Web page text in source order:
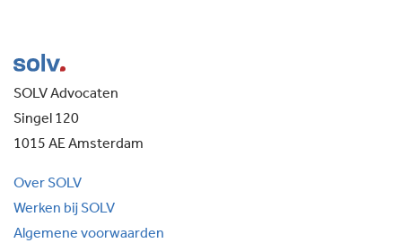
SOLV Advocaten
Singel 120
1015 AE Amsterdam
Over SOLV
Werken bij SOLV
Algemene voorwaarden